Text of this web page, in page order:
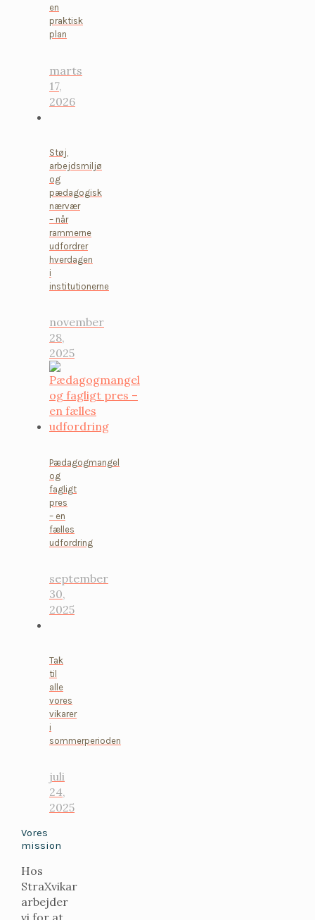
en
praktisk
plan
marts
17,
2026
Støj,
arbejdsmiljø
og
pædagogisk
nærvær
– når
rammerne
udfordrer
hverdagen
i
institutionerne
november
28,
2025
Pædagogmangel
og
fagligt
pres
– en
fælles
udfordring
september
30,
2025
Tak
til
alle
vores
vikarer
i
sommerperioden
juli
24,
2025
Vores
mission
Hos
StraXvikar
arbejder